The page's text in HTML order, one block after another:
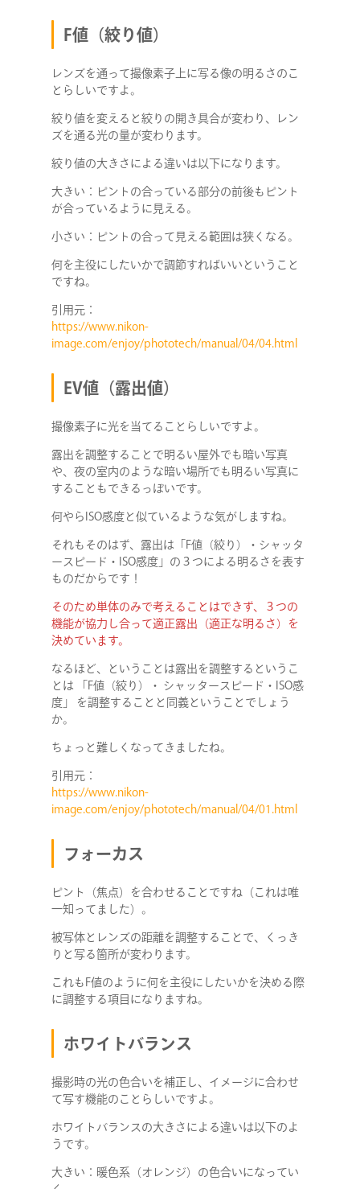
F値（絞り値）
レンズを通って撮像素子上に写る像の明るさのこ
とらしいですよ。
絞り値を変えると絞りの開き具合が変わり、レン
ズを通る光の量が変わります。
絞り値の大きさによる違いは以下になります。
大きい：ピントの合っている部分の前後もピント
が合っているように見える。
小さい：ピントの合って見える範囲は狭くなる。
何を主役にしたいかで調節すればいいということ
ですね。
引用元：
https://www.nikon-
image.com/enjoy/phototech/manual/04/04.html
EV値（露出値）
撮像素子に光を当てることらしいですよ。
露出を調整することで明るい屋外でも暗い写真
や、夜の室内のような暗い場所でも明るい写真に
することもできるっぽいです。
何やらISO感度と似ているような気がしますね。
それもそのはず、露出は「F値（絞り）・シャッタ
ースピード・ISO感度」の３つによる明るさを表す
ものだからです！
そのため単体のみで考えることはできず、３つの
機能が協力し合って適正露出（適正な明るさ）を
決めています。
なるほど、ということは露出を調整するというこ
とは 「F値（絞り）・ シャッタースピード・ISO感
度」 を調整することと同義ということでしょう
か。
ちょっと難しくなってきましたね。
引用元：
https://www.nikon-
image.com/enjoy/phototech/manual/04/01.html
フォーカス
ピント（焦点）を合わせることですね（これは唯
一知ってました）。
被写体とレンズの距離を調整することで、くっき
りと写る箇所が変わります。
これもF値のように何を主役にしたいかを決める際
に調整する項目になりますね。
ホワイトバランス
撮影時の光の色合いを補正し、イメージに合わせ
て写す機能のことらしいですよ。
ホワイトバランスの大きさによる違いは以下のよ
うです。
大きい：暖色系（オレンジ）の色合いになってい